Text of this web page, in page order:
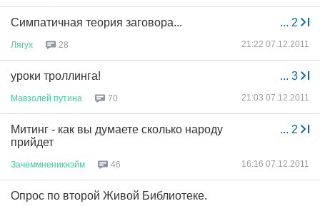
... 2
Симпатичная теория заговора...
Лягух 28 21:22 07.12.2011
... 3
уроки троллинга!
Мавзолей путина 70 21:03 07.12.2011
... 2
Митинг - как вы думаете сколько народу
прийдет
Зачеммненикнэйм 46 16:16 07.12.2011
Опрос по второй Живой Библиотеке.